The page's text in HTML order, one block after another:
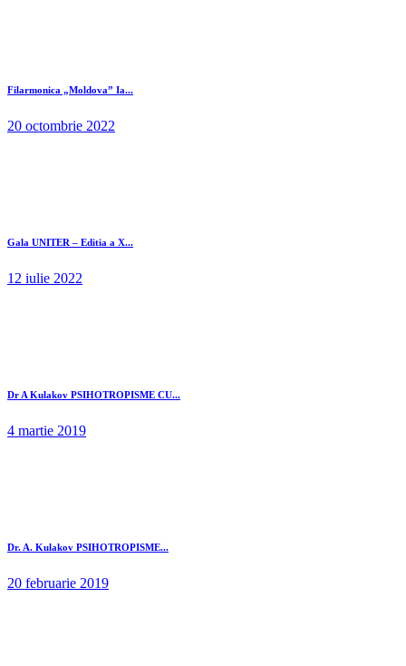
Filarmonica „Moldova” Ia...
20 octombrie 2022
Gala UNITER – Editia a X...
12 iulie 2022
Dr A Kulakov PSIHOTROPISME CU...
4 martie 2019
Dr. A. Kulakov PSIHOTROPISME...
20 februarie 2019